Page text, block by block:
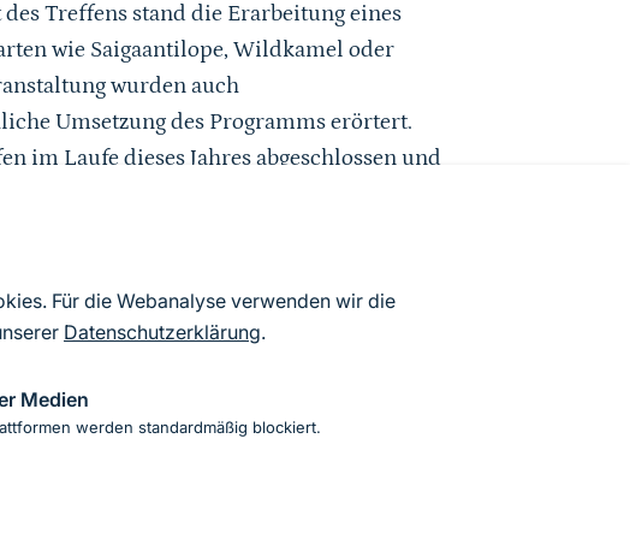
Für die Webanalyse verwenden wir die
Datenschutzerklärung.
Medien
werden standardmäßig blockiert.
Treffens stand die Erarbeitung eines
wie Saigaantilope, Wildkamel oder
wurden auch
Umsetzung des Programms erörtert.
im Laufe dieses Jahres abgeschlossen und
Mammals Initiative